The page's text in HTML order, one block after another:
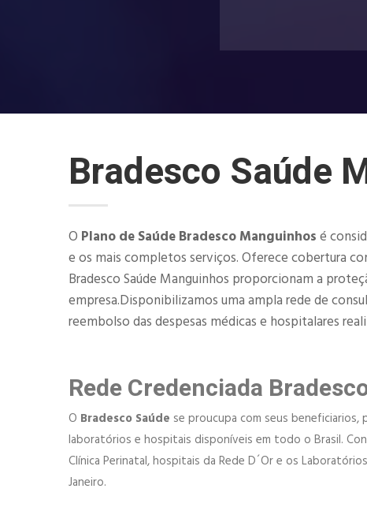
Bradesco Saúde
O Plano de Saúde Bradesco Manguinhos é
e os mais completos serviços. Oferece cobertura
Bradesco Saúde Manguinhos proporcionam a
empresa.Disponibilizamos uma ampla rede de
reembolso das despesas médicas e hospitalares
Rede Credenciada
O Bradesco Saúde se proucupa com seus beneficiarios,
laboratórios e hospitais disponíveis em todo o Brasil.
Clínica Perinatal, hospitais da Rede D´Or e os
Janeiro.